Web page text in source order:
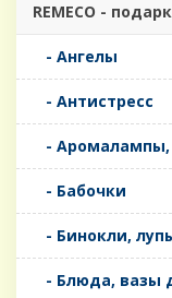
REMECO -
- Ангелы
- Антистресс
-
- Бабочки
- Бинокли,
- Блюда, вазы